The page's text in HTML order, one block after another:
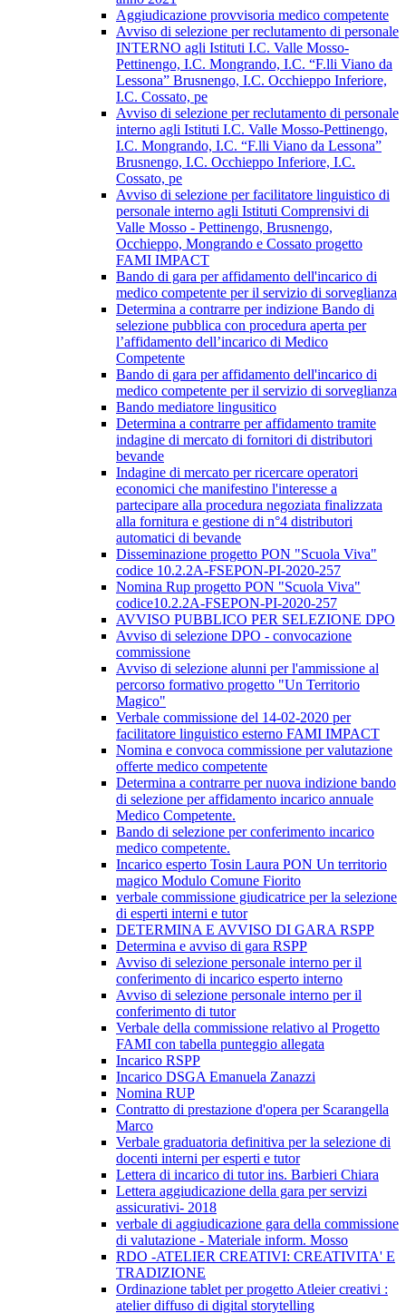
Aggiudicazione provvisoria medico competente
Avviso di selezione per reclutamento di personale
INTERNO agli Istituti I.C. Valle Mosso-
Pettinengo, I.C. Mongrando, I.C. “F.lli Viano da
Lessona” Brusnengo, I.C. Occhieppo Inferiore,
I.C. Cossato, pe
Avviso di selezione per reclutamento di personale
interno agli Istituti I.C. Valle Mosso-Pettinengo,
I.C. Mongrando, I.C. “F.lli Viano da Lessona”
Brusnengo, I.C. Occhieppo Inferiore, I.C.
Cossato, pe
Avviso di selezione per facilitatore linguistico di
personale interno agli Istituti Comprensivi di
Valle Mosso - Pettinengo, Brusnengo,
Occhieppo, Mongrando e Cossato progetto
FAMI IMPACT
Bando di gara per affidamento dell'incarico di
medico competente per il servizio di sorveglianza
Determina a contrarre per indizione Bando di
selezione pubblica con procedura aperta per
l’affidamento dell’incarico di Medico
Competente
Bando di gara per affidamento dell'incarico di
medico competente per il servizio di sorveglianza
Bando mediatore lingusitico
Determina a contrarre per affidamento tramite
indagine di mercato di fornitori di distributori
bevande
Indagine di mercato per ricercare operatori
economici che manifestino l'interesse a
partecipare alla procedura negoziata finalizzata
alla fornitura e gestione di n°4 distributori
automatici di bevande
Disseminazione progetto PON "Scuola Viva"
codice 10.2.2A-FSEPON-PI-2020-257
Nomina Rup progetto PON "Scuola Viva"
codice10.2.2A-FSEPON-PI-2020-257
AVVISO PUBBLICO PER SELEZIONE DPO
Avviso di selezione DPO - convocazione
commissione
Avviso di selezione alunni per l'ammissione al
percorso formativo progetto "Un Territorio
Magico"
Verbale commissione del 14-02-2020 per
facilitatore linguistico esterno FAMI IMPACT
Nomina e convoca commissione per valutazione
offerte medico competente
Determina a contrarre per nuova indizione bando
di selezione per affidamento incarico annuale
Medico Competente.
Bando di selezione per conferimento incarico
medico competente.
Incarico esperto Tosin Laura PON Un territorio
magico Modulo Comune Fiorito
verbale commissione giudicatrice per la selezione
di esperti interni e tutor
DETERMINA E AVVISO DI GARA RSPP
Determina e avviso di gara RSPP
Avviso di selezione personale interno per il
conferimento di incarico esperto interno
Avviso di selezione personale interno per il
conferimento di tutor
Verbale della commissione relativo al Progetto
FAMI con tabella punteggio allegata
Incarico RSPP
Incarico DSGA Emanuela Zanazzi
Nomina RUP
Contratto di prestazione d'opera per Scarangella
Marco
Verbale graduatoria definitiva per la selezione di
docenti interni per esperti e tutor
Lettera di incarico di tutor ins. Barbieri Chiara
Lettera aggiudicazione della gara per servizi
assicurativi- 2018
verbale di aggiudicazione gara della commissione
di valutazione - Materiale inform. Mosso
RDO -ATELIER CREATIVI: CREATIVITA' E
TRADIZIONE
Ordinazione tablet per progetto Atleier creativi :
atelier diffuso di digital storytelling